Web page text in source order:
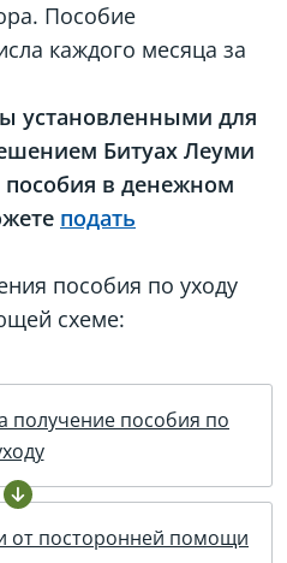
Пособие
каждого месяца за
установленными для
Битуах Леуми
в денежном
подать
пособия по уходу
схеме:
получение пособия по
от посторонней помощи